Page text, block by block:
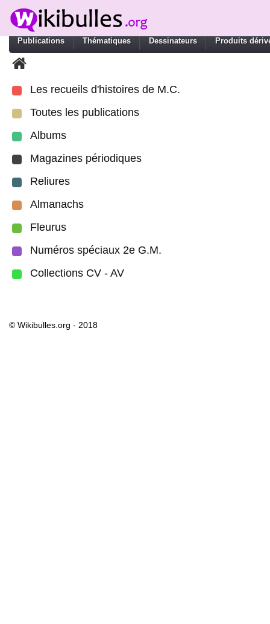
Publications Thématiques Dessinateurs Produits
Les recueils d'histoires de M.C.
Toutes les publications
Albums
Magazines périodiques
Reliures
Almanachs
Fleurus
Numéros spéciaux 2e G.M.
Collections CV - AV
© Wikibulles.org - 2018